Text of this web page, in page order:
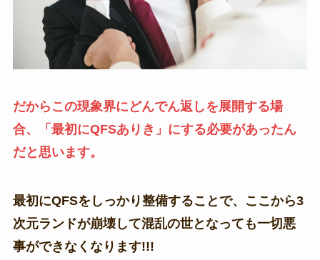
だからこの現象界にどんでん返しを展開する場
合、「最初にQFSありき」にする必要があったん
だと思います。
最初にQFSをしっかり整備することで、ここから3
次元ランドが崩壊して混乱の世となっても一切悪
事ができなくなります!!!